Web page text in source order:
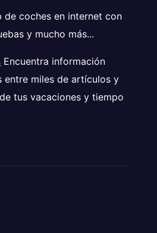
de coches en internet con
y mucho más...
Encuentra información
entre miles de artículos y
tus vacaciones y tiempo